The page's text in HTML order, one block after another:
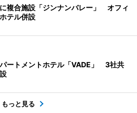
複合施設「ジンナンバレー」 オフィ
テル併設
ートメントホテル「VADE」 3社共
もっと見る